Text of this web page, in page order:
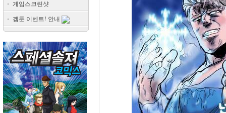
게임스크린샷
겜툰 이벤트! 안내